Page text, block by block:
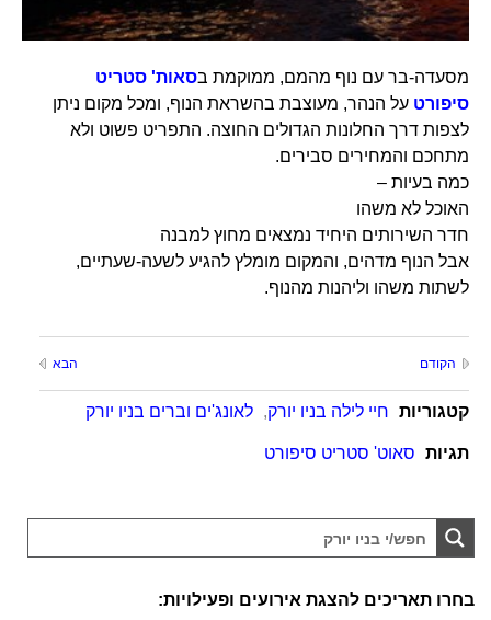
מסעדה-בר עם נוף מהמם, ממוקמת בסאות' סטריט
סיפורט על הנהר, מעוצבת בהשראת הנוף, ומכל מקום ניתן
לצפות דרך החלונות הגדולים החוצה. התפריט פשוט ולא
מתחכם והמחירים סבירים.
כמה בעיות –
האוכל לא משהו
חדר השירותים היחיד נמצאים מחוץ למבנה
אבל הנוף מדהים, והמקום מומלץ להגיע לשעה-שעתיים,
לשתות משהו וליהנות מהנוף.
הקודם הבא
קטגוריות חיי לילה בניו יורק, לאונג'ים וברים בניו יורק
תגיות סאוט' סטריט סיפורט
בחרו תאריכים להצגת אירועים ופעילויות: